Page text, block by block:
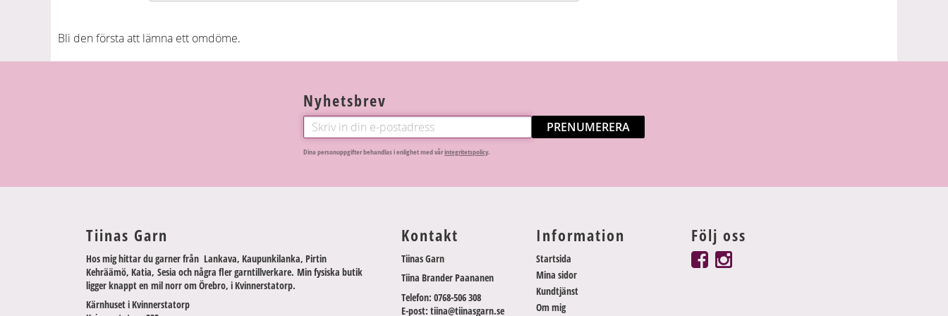
Bli den första att lämna ett omdöme.
Nyhetsbrev
PRENUMERERA
Dina personuppgifter behandlas i enlighet med vårintegritetspolicy.
Tiinas Garn
Hos mig hittar du garner från Lankava, Kaupunkilanka, Pirtin
Kehräämö, Katia, Sesia och några fler garntillverkare. Min fysiska butik
ligger knappt en mil norr om Örebro, i Kvinnerstatorp.
Kärnhuset i Kvinnerstatorp
Kontakt
Tiinas Garn
Tiina Brander Paananen
Telefon: 0768-506 308
E-post: tiina@tiinasgarn.se
Information
Startsida
Mina sidor
Kundtjänst
Om mig
Följ oss